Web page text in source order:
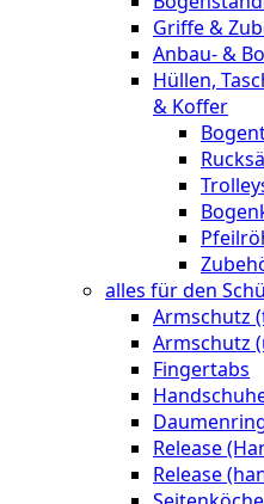
Griffe &
Anbau- &
Hüllen,
& Koffer
alles für den
Armschutz
Armschutz
Fingertabs
Release
Release